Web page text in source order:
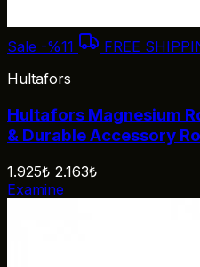
Sale -%11
FREE
Hultafors
Hultafors Magnesium
& Durable Accessory
1.925₺ 2.163₺
Examine